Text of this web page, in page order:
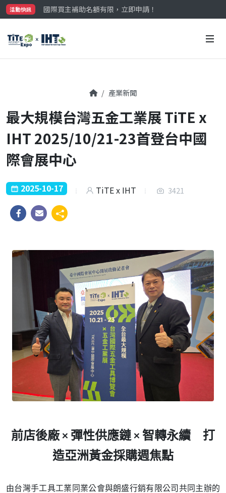
活動快訊
國際買主補助名額有限，立即申請！
參觀門票開放申請中‼️
國際買主補助名額有限，立即申請！
產業新聞
最大規模台灣五金工業展 TiTE x
IHT 2025/10/21-23首登台中國
際會展中心
2025-10-17 TiTE x IHT 3421
前店後廠× 彈性供應鏈× 智轉永續 打
造亞洲黃金採購週焦點
由台灣手工具工業同業公會與朗盛行銷有限公司共同主辦的